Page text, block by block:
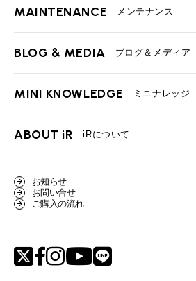
TOP
必要書類
BMWミニ買取査定依頼
ローバーミニ買取査定依頼
MAINTENANCE メンテナンス
TOP
最近の修理実績
BLOG & MEDIA ブログ＆メディア
TOP
User's Voice 購入者様の声
Part's Report
MINI KNOWLEDGE ミニナレッジ
TOP
ローバーミニナレッジ
ABOUT iR iRについて
スタッフ紹介
リクルート
お知らせ
お問い合せ
ご購入の流れ